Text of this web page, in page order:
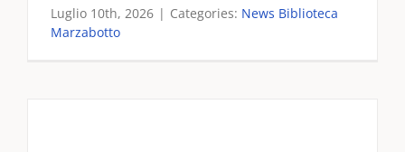
Luglio 10th, 2026 | Categories: News Biblioteca
Marzabotto